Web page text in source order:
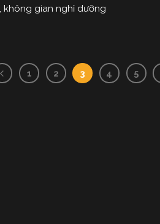
không gian nghỉ dưỡng
1 2 3 4 5